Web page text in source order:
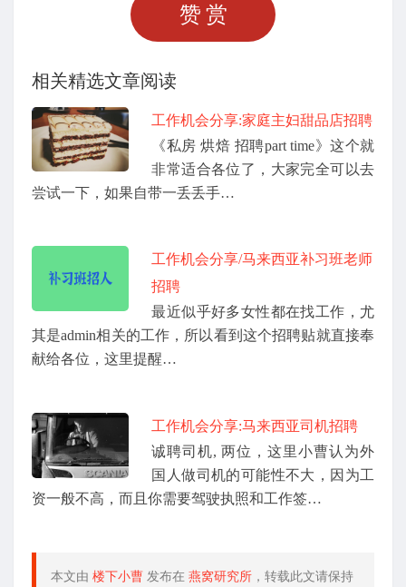
赞赏
相关精选文章阅读
工作机会分享:家庭主妇甜品店招聘
《私房 烘焙 招聘part time》这个就
非常适合各位了，大家完全可以去
尝试一下，如果自带一丢丢手…
工作机会分享/马来西亚补习班老师
招聘
最近似乎好多女性都在找工作，尤
其是admin相关的工作，所以看到这个招聘贴就直接奉
献给各位，这里提醒…
工作机会分享:马来西亚司机招聘
诚聘司机, 两位，这里小曹认为外
国人做司机的可能性不大，因为工
资一般不高，而且你需要驾驶执照和工作签…
本文由 楼下小曹 发布在 燕窝研究所 ，转载此文请保持